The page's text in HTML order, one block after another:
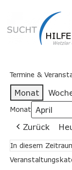
Termine &
Monat
Monat
Zurück
In diesem